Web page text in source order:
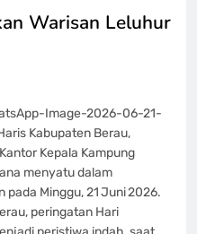
Warisan Leluhur
Image-2026-06-21-
Kabupaten Berau,
Kepala Kampung
menyatu dalam
Minggu, 21 Juni 2026.
peringatan Hari